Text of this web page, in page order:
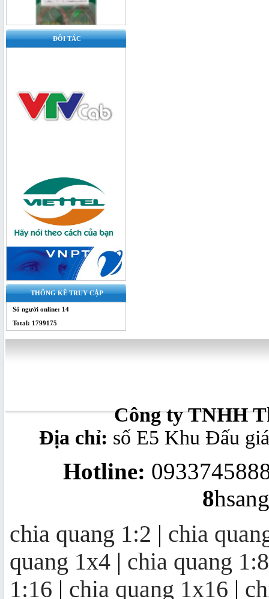
Bộ chia quang 1x4 SC/UPC - bộ chia
splitter
Bộ Chia Quang 1x4 Box - splitter
quang
to Optic Fiber Single-Mode, 20KM
Bộ thu quang FTTH OR20 | mini
node OR20
ĐÔI TÁC
THỐNG KÊ TRUY CẬP
Số người online: 14
Total: 1799175
Công ty TNHH
Địa chỉ: số E5 Khu Đấu
Hotline:
8
chia quang 1:2 | chia
quang 1x4 | chia quang 1:8
1:16 | chia quang 1x16 |